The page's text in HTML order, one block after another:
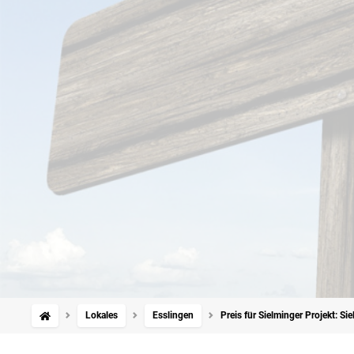
Lokales Esslingen Preis für Sielminger Projekt: